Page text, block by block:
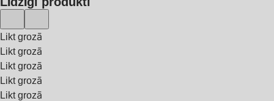
Likt grozā
Likt grozā
Likt grozā
Likt grozā
Likt grozā